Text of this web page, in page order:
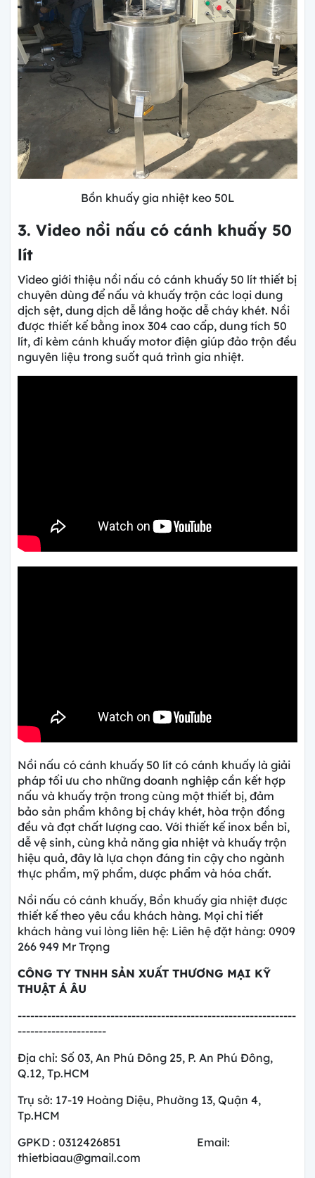
Bồn khuấy gia nhiệt keo 50L
3. Video nồi nấu có cánh khuấy 50
lít
Video giới thiệu nồi nấu có cánh khuấy 50 lít thiết bị
chuyên dùng để nấu và khuấy trộn các loại dung
dịch sệt, dung dịch dễ lắng hoặc dễ cháy khét. Nồi
được thiết kế bằng inox 304 cao cấp, dung tích 50
lít, đi kèm cánh khuấy motor điện giúp đảo trộn đều
nguyên liệu trong suốt quá trình gia nhiệt.
Nồi nấu có cánh khuấy 50 lít có cánh khuấy là giải
pháp tối ưu cho những doanh nghiệp cần kết hợp
nấu và khuấy trộn trong cùng một thiết bị, đảm
bảo sản phẩm không bị cháy khét, hòa trộn đồng
đều và đạt chất lượng cao. Với thiết kế inox bền bỉ,
dễ vệ sinh, cùng khả năng gia nhiệt và khuấy trộn
hiệu quả, đây là lựa chọn đáng tin cậy cho ngành
thực phẩm, mỹ phẩm, dược phẩm và hóa chất.
Nồi nấu có cánh khuấy, Bồn khuấy gia nhiệt được
thiết kế theo yêu cầu khách hàng. Mọi chi tiết
khách hàng vui lòng liên hệ: Liên hệ đặt hàng: 0909
266 949 Mr Trọng
CÔNG TY TNHH SẢN XUẤT THƯƠNG MẠI KỸ
THUẬT Á ÂU
------------------------------------------------------------------
---------------------
Địa chỉ: Số 03, An Phú Đông 25, P. An Phú Đông,
Q.12, Tp.HCM
Trụ sở: 17-19 Hoàng Diệu, Phường 13, Quận 4,
Tp.HCM
GPKD : 0312426851 Email:
thietbiaau@gmail.com